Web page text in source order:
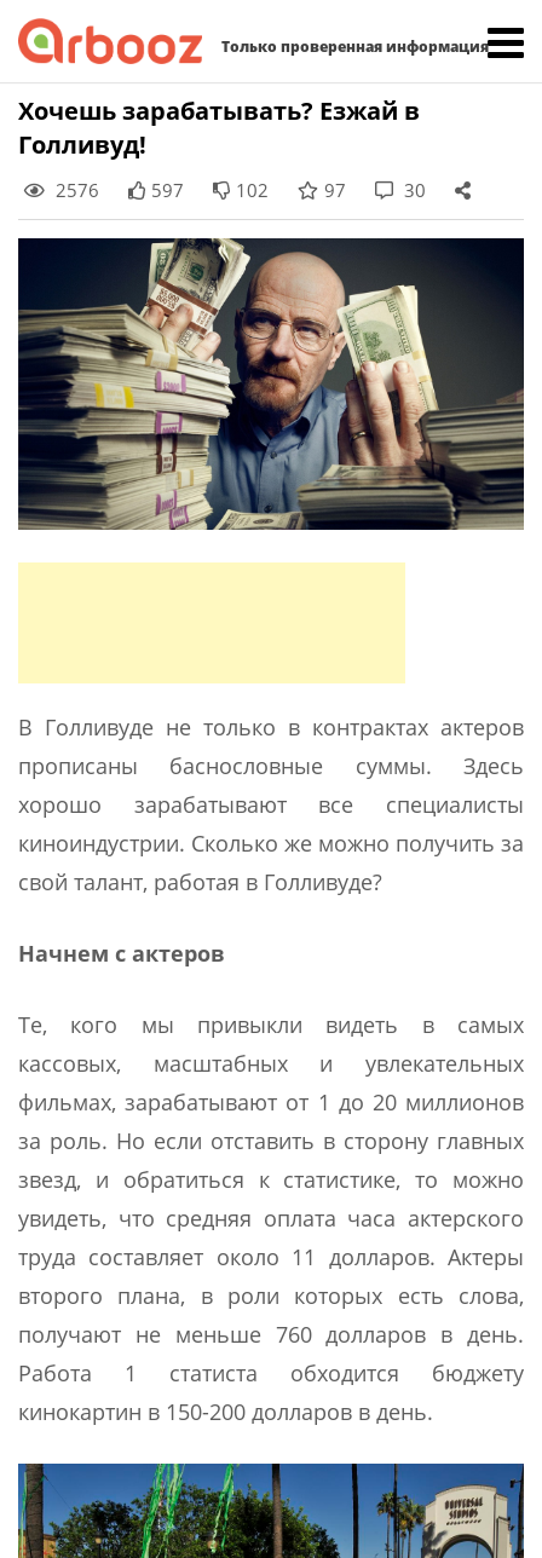
Только проверенная информация
Skip
Хочешь зарабатывать? Езжай в
Голливуд!
2576 597 102 97 30
В Голливуде не только в контрактах актеров
прописаны баснословные суммы. Здесь
хорошо зарабатывают все специалисты
киноиндустрии. Сколько же можно получить за
свой талант, работая в Голливуде?
Начнем с актеров
Те, кого мы привыкли видеть в самых
кассовых, масштабных и увлекательных
фильмах, зарабатывают от 1 до 20 миллионов
за роль. Но если отставить в сторону главных
звезд, и обратиться к статистике, то можно
увидеть, что средняя оплата часа актерского
труда составляет около 11 долларов. Актеры
второго плана, в роли которых есть слова,
получают не меньше 760 долларов в день.
Работа 1 статиста обходится бюджету
кинокартин в 150-200 долларов в день.
Найти: